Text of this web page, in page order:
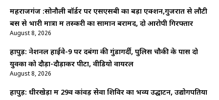
महराजगंज :सोनौली बॉर्डर पर एसएसबी का बड़ा एक्शन,गुजरात से लौटी
बस से भारी मात्रा में तस्करी का सामान बरामद, दो आरोपी गिरफ्तार
August 8, 2026
हापुड़: नेशनल हाईवे-9 पर दबंगों की गुंडागर्दी, पुलिस चौकी के पास दो
युवकों को दौड़ा-दौड़ाकर पीटा, वीडियो वायरल
August 8, 2026
हापुड़: धीरखेड़ा में 29वें कांवड़ सेवा शिविर का भव्य उद्घाटन, उद्योगपतियों